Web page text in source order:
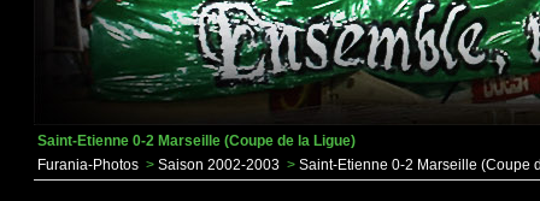
Saint-Etienne 0-2 Marseille (Coupe de la Ligue)
Furania-Photos > Saison 2002-2003 > Saint-Etienne 0-2 Marseille (Coupe